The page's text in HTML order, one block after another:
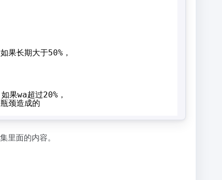
长期大于50%，
果wa超过20%，
颈造成的
里面的内容。